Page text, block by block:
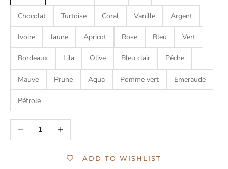
Chocolat Turtoise Coral Vanille Argent
Ivoire Jaune Apricot Rose Bleu Vert
Bordeaux Lila Olive Bleu clair Pêche
Mauve Prune Aqua Pomme vert Emeraude
Pétrole
Diminuer la quantitéAugmenter la quantité
ADD TO WISHLIST